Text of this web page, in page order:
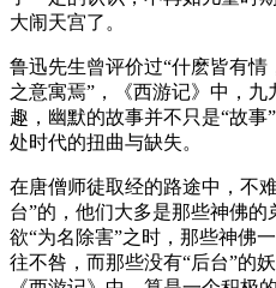
大闹天宫了。
鲁迅先生曾评价过“什麽皆有
之意寓焉”，《西游记》中，
趣，幽默的故事并不只是“故
处时代的扭曲与缺失。
在唐僧师徒取经的路途中，不
台”的，他们大多是那些神佛
欲“为名除害”之时，那些神佛
往不咎，而那些没有“后台”的